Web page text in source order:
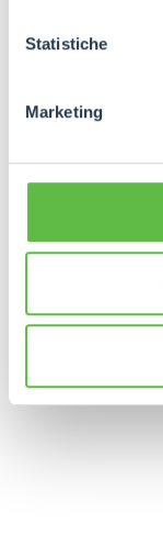
GDPR abbiamo
Statistiche
Marketing